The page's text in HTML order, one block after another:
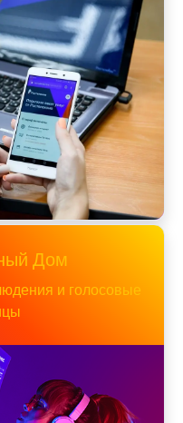
Дом
и голосовые